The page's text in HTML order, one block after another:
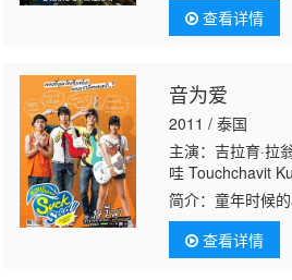
的欢乐与温暖。直
查看详情
音为爱
2011 / 泰国
主演：吉拉育·拉
哇 Touchchavit
弓 Tanat Palakul
简介：童年时候
（娜塔莎•劳佳姆
查看详情